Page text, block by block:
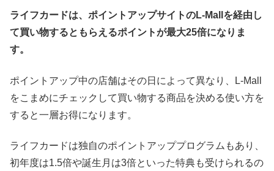
ライフカードは、ポイントアップサイトのL-Mallを経由し
て買い物するともらえるポイントが最大25倍になりま
す。
ポイントアップ中の店舗はその日によって異なり、L-Mall
をこまめにチェックして買い物する商品を決める使い方を
すると一層お得になります。
ライフカードは独自のポイントアッププログラムもあり、
初年度は1.5倍や誕生月は3倍といった特典も受けられるの